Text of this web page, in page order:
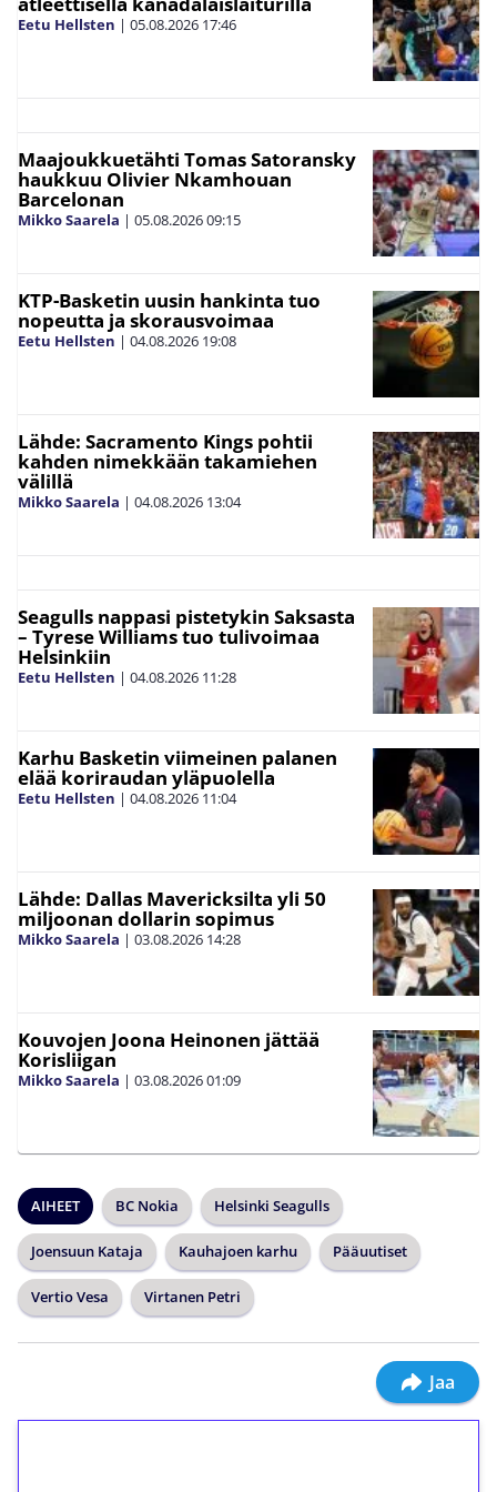
Eetu Hellsten | 05.08.2026 17:46
Maajoukkuetähti Tomas Satoransky
haukkuu Olivier Nkamhouan
Barcelonan
Mikko Saarela | 05.08.202609:15
KTP-Basketin uusin hankinta tuo
nopeutta ja skorausvoimaa
Eetu Hellsten | 04.08.2026 19:08
Lähde: Sacramento Kings pohtii
kahden nimekkään takamiehen
välillä
Mikko Saarela | 04.08.2026 13:04
Seagulls nappasi pistetykin Saksasta
– Tyrese Williams tuo tulivoimaa
Helsinkiin
Eetu Hellsten | 04.08.2026 11:28
Karhu Basketin viimeinen palanen
elää koriraudan yläpuolella
Eetu Hellsten | 04.08.2026 11:04
Lähde: Dallas Mavericksilta yli 50
miljoonan dollarin sopimus
Mikko Saarela | 03.08.2026 14:28
Kouvojen Joona Heinonen jättää
Korisliigan
Mikko Saarela | 03.08.202601:09
AIHEET BC Nokia Helsinki Seagulls
Joensuun Kataja Kauhajoen karhu Pääuutiset
Vertio Vesa Virtanen Petri
Jaa